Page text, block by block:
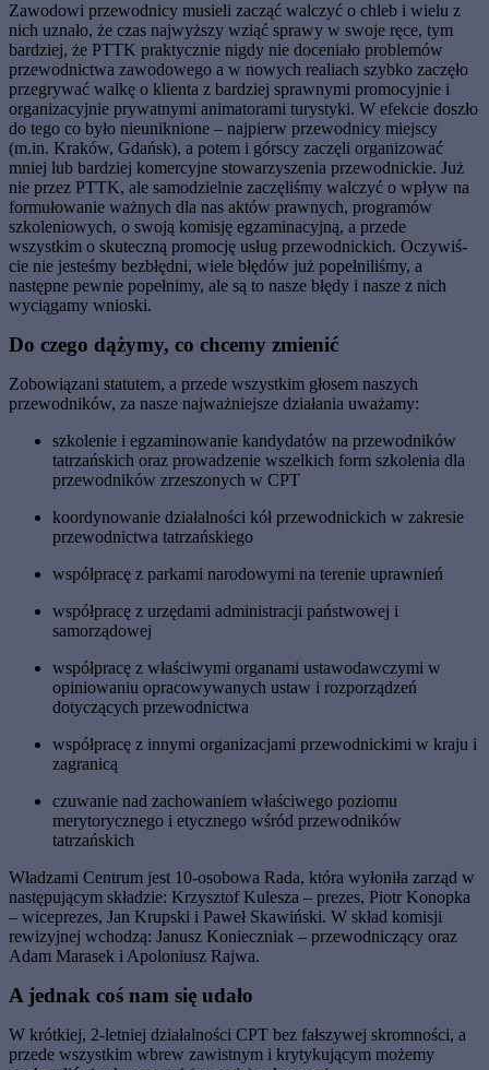
Zawodowi przewodnicy musieli zacząć wal­czyć o chleb i wielu z
nich uznało, że czas najwyższy wziąć sprawy w swoje ręce, tym
bar­dziej, że PTTK praktycznie nigdy nie doce­niało problemów
przewodnictwa zawodowe­go a w nowych realiach szybko zaczęło
prze­grywać walkę o klienta z bardziej sprawnymi promocyjnie i
organizacyjnie prywatnymi animatorami turystyki. W efekcie doszło
do tego co było nieuniknione – najpierw prze­wodnicy miejscy
(m.in. Kraków, Gdańsk), a potem i górscy zaczęli organizować
mniej lub bardziej komercyjne stowarzyszenia prze­wodnickie. Już
nie przez PTTK, ale samo­dzielnie zaczęliśmy walczyć o wpływ na
for­mułowanie ważnych dla nas aktów prawnych, programów
szkoleniowych, o swoją komisję egzaminacyjną, a przede
wszystkim o skutecz­ną promocję usług przewodnickich. Oczywiś­
cie nie jesteśmy bezbłędni, wiele błędów już popełniliśmy, a
następne pewnie popełnimy, ale są to nasze błędy i nasze z nich
wyciągamy wnioski.
Do czego dążymy, co chcemy zmienić
Zobowiązani statutem, a przede wszyst­kim głosem naszych
przewodników, za nasze najważniejsze działania uważamy:
szkolenie i egzaminowanie kandydatów na przewodników
tatrzańskich oraz prowadzenie wszelkich form szkolenia dla
przewodników zrzeszonych w CPT
koordynowanie działalności kół przewod­nickich w zakresie
przewodnictwa tatrzań­skiego
współpracę z parkami narodowymi na tere­nie uprawnień
współpracę z urzędami administracji pań­stwowej i
samorządowej
współpracę z właściwymi organami usta­wodawczymi w
opiniowaniu opracowywa­nych ustaw i rozporządzeń
dotyczących przewodnictwa
współpracę z innymi organizacjami prze­wodnickimi w kraju i
zagranicą
czuwanie nad zachowaniem właściwego poziomu
merytorycznego i etycznego wśród przewodników
tatrzańskich
Władzami Centrum jest 10-osobowa Rada, która wyłoniła zarząd w
następującym składzie: Krzysztof Kulesza – prezes, Piotr Konopka
– wiceprezes, Jan Krupski i Paweł Skawiński. W skład komisji
rewizyjnej wcho­dzą: Janusz Konieczniak – przewodniczący oraz
Adam Marasek i Apoloniusz Rajwa.
A jednak coś nam się udało
W krótkiej, 2-letniej działalności CPT bez fałszywej skromności, a
przede wszystkim wbrew zawistnym i krytykującym możemy